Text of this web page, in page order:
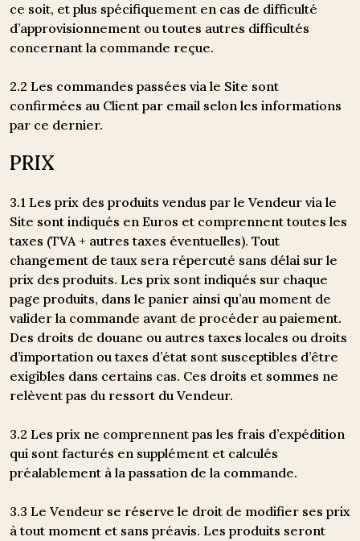
ce soit, et plus spécifiquement en cas de difficulté
d’approvisionnement ou toutes autres difficultés
concernant la commande reçue.
2.2 Les commandes passées via le Site sont
confirmées au Client par email selon les informations
par ce dernier.
PRIX
3.1 Les prix des produits vendus par le Vendeur via le
Site sont indiqués en Euros et comprennent toutes les
taxes (TVA + autres taxes éventuelles). Tout
changement de taux sera répercuté sans délai sur le
prix des produits. Les prix sont indiqués sur chaque
page produits, dans le panier ainsi qu’au moment de
valider la commande avant de procéder au paiement.
Des droits de douane ou autres taxes locales ou droits
d’importation ou taxes d’état sont susceptibles d’être
exigibles dans certains cas. Ces droits et sommes ne
relèvent pas du ressort du Vendeur.
3.2 Les prix ne comprennent pas les frais d’expédition
qui sont facturés en supplément et calculés
préalablement à la passation de la commande.
3.3 Le Vendeur se réserve le droit de modifier ses prix
à tout moment et sans préavis. Les produits seront